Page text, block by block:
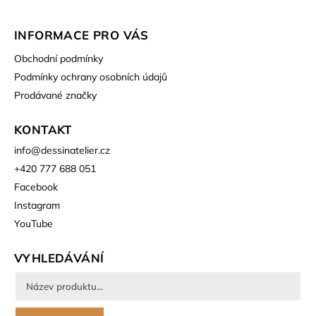
INFORMACE PRO VÁS
Obchodní podmínky
Podmínky ochrany osobních údajů
Prodávané značky
KONTAKT
info@dessinatelier.cz
+420 777 688 051
Facebook
Instagram
YouTube
VYHLEDÁVÁNÍ